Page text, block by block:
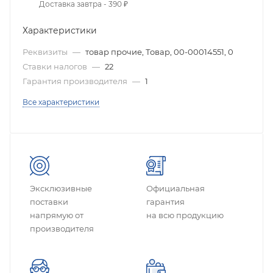
Доставка завтра - 390 ₽
Характеристики
Реквизиты — товар прочие, Товар, 00-00014551, 0
Ставки налогов — 22
Гарантия производителя — 1
Все характеристики
Эксклюзивные
поставки
напрямую от
производителя
Официальная
гарантия
на всю продукцию